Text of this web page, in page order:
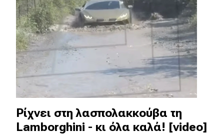
Ρίχνει στη λασπολακκούβα τη
Lamborghini - κι όλα καλά! [video]